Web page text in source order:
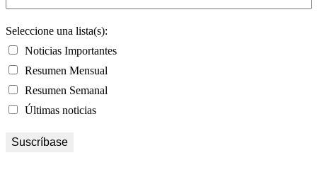
Seleccione una lista(s):
Noticias Importantes
Resumen Mensual
Resumen Semanal
Últimas noticias